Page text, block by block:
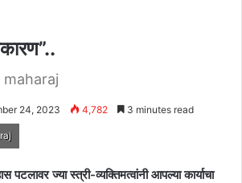
maharaj
24, 2023 4,782 3 minutes read
पटलावर ज्या स्त्री-व्यक्तिमत्वांनी आपल्या कार्याचा